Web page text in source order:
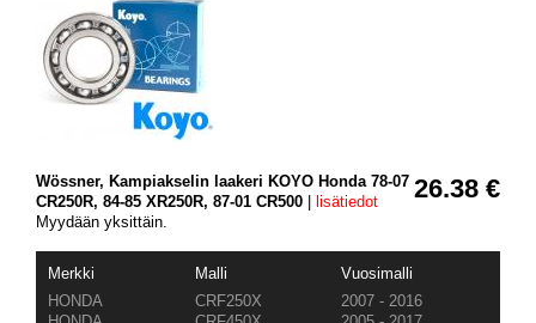
26.38 €
Wössner, Kampiakselin laakeri KOYO Honda 78-07
CR250R, 84-85 XR250R, 87-01 CR500
lisätiedot
Myydään yksittäin.
Merkki Malli
Vuosimalli
HONDA
CRF250X
2007 - 2016